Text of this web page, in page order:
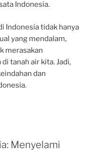
Indonesia.
Indonesia tidak hanya
yang mendalam,
merasakan
tanah air kita. Jadi,
dan
Menyelami